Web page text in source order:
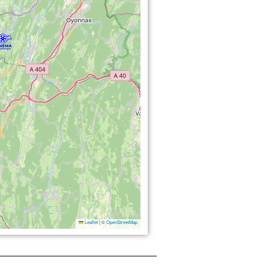
Leaflet |©OpenStreetMap